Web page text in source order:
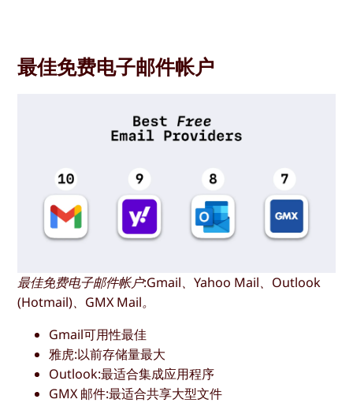
最佳免费电子邮件帐户
最佳免费电子邮件帐户:Gmail、Yahoo Mail、Outlook
(Hotmail)、GMX Mail。
Gmail可用性最佳
雅虎:以前存储量最大
Outlook:最适合集成应用程序
GMX 邮件:最适合共享大型文件